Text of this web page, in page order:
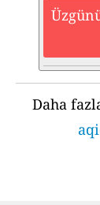
Daha